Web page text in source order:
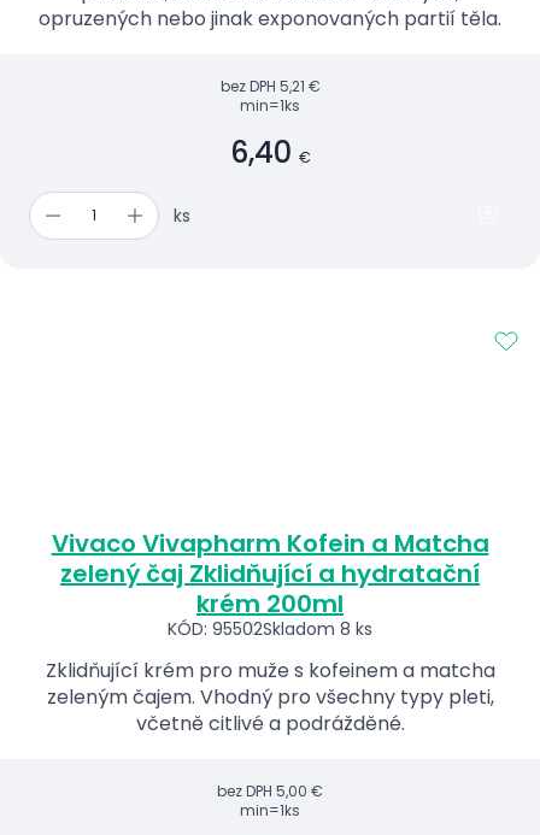
opruzených nebo jinak exponovaných partií těla.
bez DPH 5,21 €
min=1ks
6,40 €
ks
Vivaco Vivapharm Kofein a Matcha
zelený čaj Zklidňující a hydratační
krém 200ml
KÓD: 95502Skladom 8 ks
Zklidňující krém pro muže s kofeinem a matcha
zeleným čajem. Vhodný pro všechny typy pleti,
včetně citlivé a podrážděné.
bez DPH 5,00 €
min=1ks